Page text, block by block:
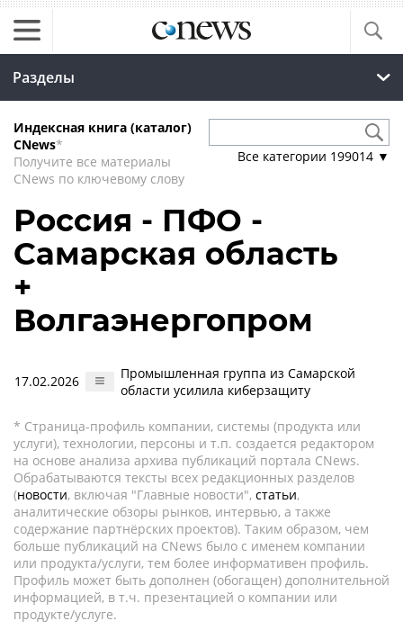
Разделы
Индексная книга (каталог)
CNews*
Получите все материалы
CNews по ключевому слову
Все категории 199014 ▼
Россия - ПФО -
Самарская область
+
Волгаэнергопром
17.02.2026
Промышленная группа из Самарской
области усилила киберзащиту
* Страница-профиль компании, системы (продукта или
услуги), технологии, персоны и т.п. создается редактором
на основе анализа архива публикаций портала CNews.
Обрабатываются тексты всех редакционных разделов
(новости, включая "Главные новости", статьи,
аналитические обзоры рынков, интервью, а также
содержание партнёрских проектов). Таким образом, чем
больше публикаций на CNews было с именем компании
или продукта/услуги, тем более информативен профиль.
Профиль может быть дополнен (обогащен) дополнительной
информацией, в т.ч. презентацией о компании или
продукте/услуге.